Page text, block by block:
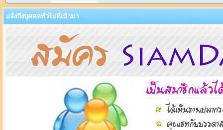
แจ้งถึงบุคคลทั่วไปที่เข้ามา